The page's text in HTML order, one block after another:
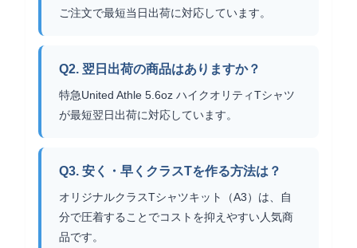
ご注文で最短当日出荷に対応しています。
Q2. 翌日出荷の商品はありますか？
特急United Athle 5.6oz ハイクオリティTシャツ
が最短翌日出荷に対応しています。
Q3. 安く・早くクラスTを作る方法は？
オリジナルクラスTシャツキット（A3）は、自
分で圧着することでコストを抑えやすい人気商
品です。